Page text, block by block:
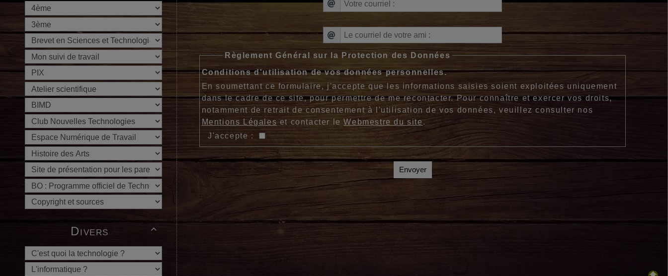

Divers
Règlement Général sur la Protection des Données
Conditions d'utilisation de vos données personnelles.
En soumettant ce formulaire, j'accepte que les informations saisies soient exploitées uniquement
dans le cadre de ce site, pour permettre de me recontacter. Pour connaître et exercer vos droits,
notamment de retrait de consentement à l'utilisation de vos données, veuillez consulter nos
Mentions Légales et contacter leWebmestre du site.
J'accepte :
Envoyer